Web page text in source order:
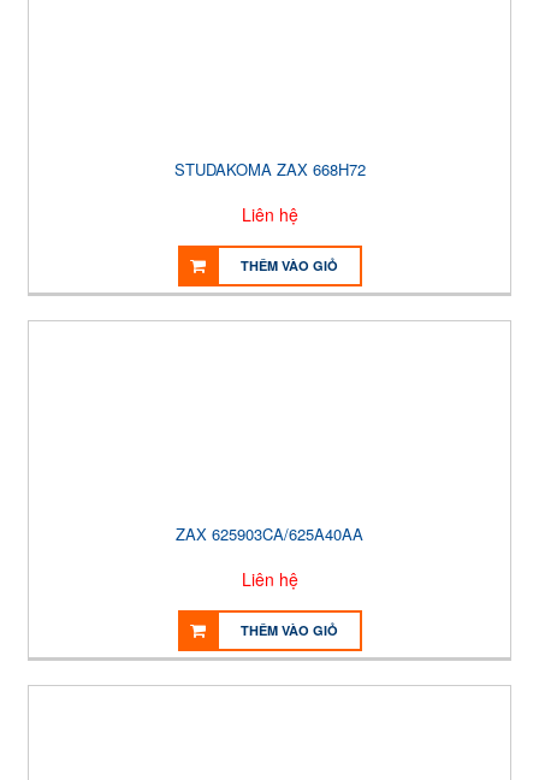
STUDAKOMA ZAX 668H72
Liên hệ
THÊM VÀO GIỎ
ZAX 625903CA/625A40AA
Liên hệ
THÊM VÀO GIỎ